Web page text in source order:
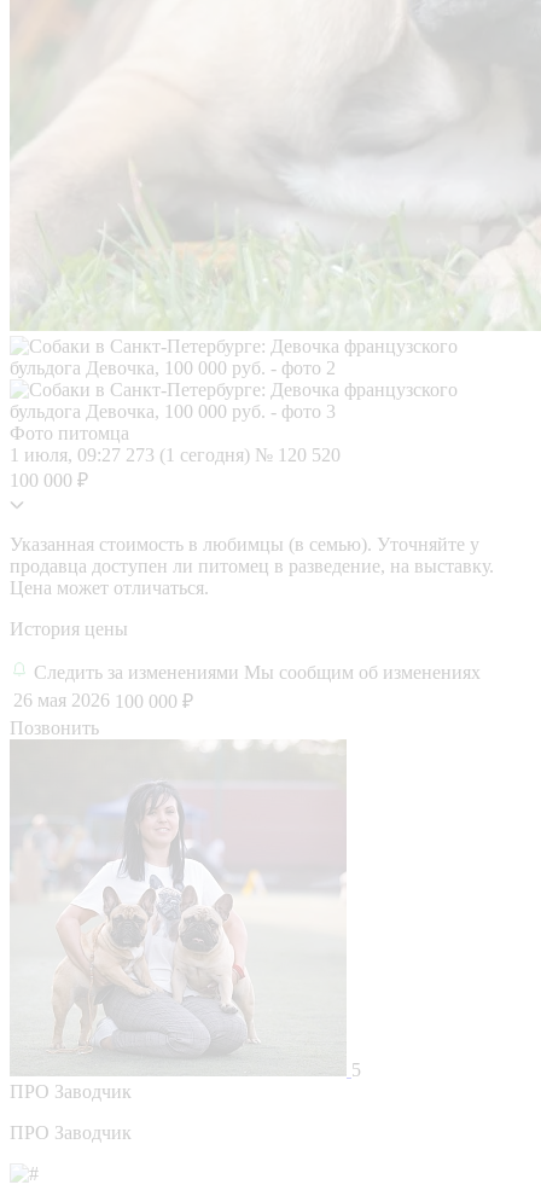
Фото питомца
1 июля, 09:27 273 (1 сегодня) № 120 520
100 000 ₽
Указанная стоимость в любимцы (в семью). Уточняйте у
продавца доступен ли питомец в разведение, на выставку.
Цена может отличаться.
История цены
Следить за изменениями Мы сообщим об изменениях
26 мая 2026 100 000 ₽
Позвонить
5
ПРО Заводчик
ПРО Заводчик